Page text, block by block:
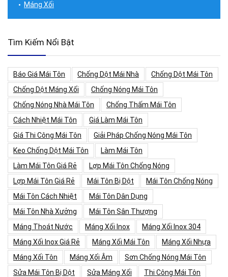
Máng Xối
Tìm Kiếm Nổi Bật
Báo Giá Mái Tôn Chống Dột Mái Nhà
Chống Dột Mái Tôn
Chống Dột Máng Xối
Chống Nóng Mái Tôn
Chống Nóng Nhà Mái Tôn
Chống Thấm Mái Tôn
Cách Nhiệt Mái Tôn
Giá Làm Mái Tôn
Giá Thi Công Mái Tôn
Giải Pháp Chống Nóng Mái Tôn
Keo Chống Dột Mái Tôn
Làm Mái Tôn
Làm Mái Tôn Giá Rẻ
Lợp Mái Tôn Chống Nóng
Lợp Mái Tôn Giá Rẻ
Mái Tôn Bị Dột
Mái Tôn Chống Nóng
Mái Tôn Cách Nhiệt
Mái Tôn Dân Dụng
Mái Tôn Nhà Xưởng
Mái Tôn Sân Thượng
Máng Thoát Nước
Máng Xối Inox
Máng Xối Inox 304
Máng Xối Inox Giá Rẻ
Máng Xối Mái Tôn
Máng Xối Nhựa
Máng Xối Tôn
Máng Xối Âm
Sơn Chống Nóng Mái Tôn
Sửa Mái Tôn Bị Dột
Sửa Máng Xối
Thi Công Mái Tôn